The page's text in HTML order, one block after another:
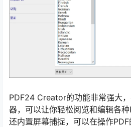
PDF24 Creator的功能非常强大
器，可以让你轻松阅览和编辑各
还内置屏幕捕捉，可以在操作